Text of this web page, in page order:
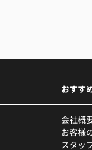
おすす
会社概
お客様
スタッ